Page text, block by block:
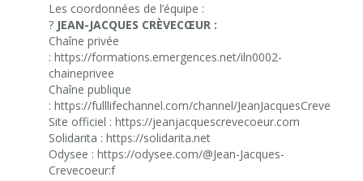
Les coordonnées de l’équipe :
? JEAN-JACQUES CRÈVECŒUR :
Chaîne privée
: https://formations.emergences.net/iln0002-
chaineprivee
Chaîne publique
: https://fulllifechannel.com/channel/JeanJacquesCrevecoeur
Site officiel : https://jeanjacquescrevecoeur.com
Solidarita : https://solidarita.net
Odysee : https://odysee.com/@Jean-Jacques-
Crevecoeur:f